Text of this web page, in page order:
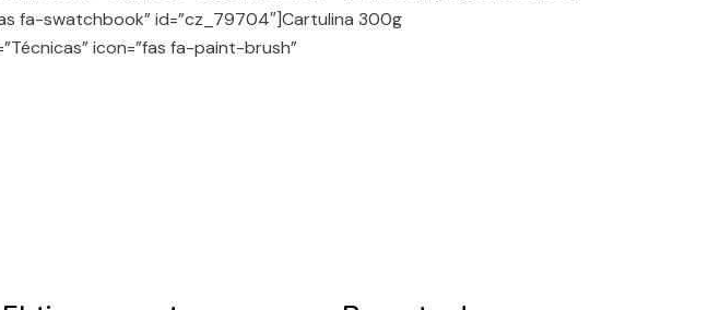
fa-swatchbook” id=”cz_79704″]Cartulina 300g
icon=”fas fa-paint-brush”